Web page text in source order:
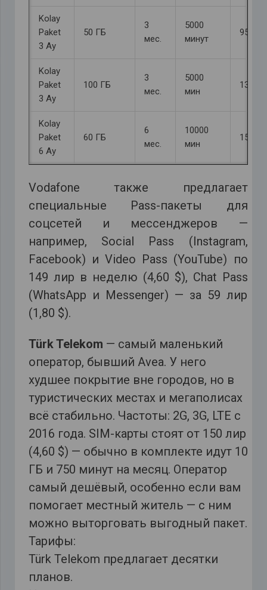
Kolay
Paket
3 Ay
50 ГБ
3
мес.
5000
минут
950 ₺
Kolay
Paket
3 Ay
100 ГБ
3
мес.
5000
мин
1350₺
Kolay
Paket
6 Ay
60 ГБ
6
мес.
10000
мин
1550₺
Vodafone также предлагает
специальные Pass-пакеты для
соцсетей и мессенджеров —
например, Social Pass (Instagram,
Facebook) и Video Pass (YouTube) по
149 лир в неделю (4,60 $), Chat Pass
(WhatsApp и Messenger) — за 59 лир
(1,80 $).
Türk Telekom — самый маленький
оператор, бывший Avea. У него
худшее покрытие вне городов, но в
туристических местах и мегаполисах
всё стабильно. Частоты: 2G, 3G, LTE с
2016 года. SIM-карты стоят от 150 лир
(4,60 $) — обычно в комплекте идут 10
ГБ и 750 минут на месяц. Оператор
самый дешёвый, особенно если вам
помогает местный житель — с ним
можно выторговать выгодный пакет.
Тарифы:
Türk Telekom предлагает десятки
планов.